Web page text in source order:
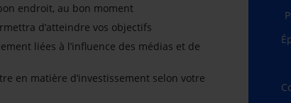
endroit, au bon moment
d’atteindre vos objectifs
liées à l’influence des médias et de
en matière d’investissement selon votre